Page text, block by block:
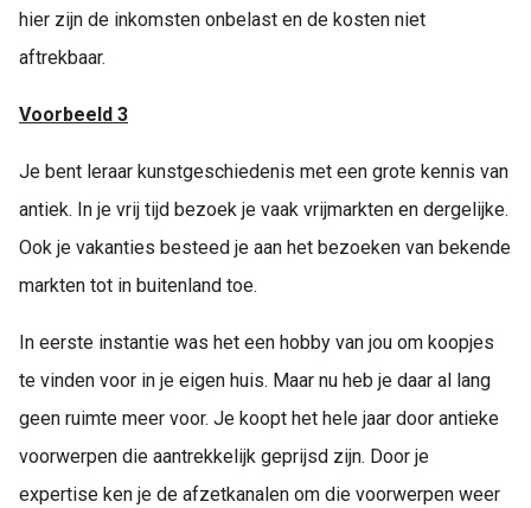
hier zijn de inkomsten onbelast en de kosten niet
aftrekbaar.
Voorbeeld 3
Je bent leraar kunstgeschiedenis met een grote kennis van
antiek. In je vrij tijd bezoek je vaak vrijmarkten en dergelijke.
Ook je vakanties besteed je aan het bezoeken van bekende
markten tot in buitenland toe.
In eerste instantie was het een hobby van jou om koopjes
te vinden voor in je eigen huis. Maar nu heb je daar al lang
geen ruimte meer voor. Je koopt het hele jaar door antieke
voorwerpen die aantrekkelijk geprijsd zijn. Door je
expertise ken je de afzetkanalen om die voorwerpen weer